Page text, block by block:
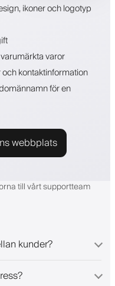
ikoner och logotyp
varor
kontaktinformation
för en
webbplats
till vårt supportteam
kunder?